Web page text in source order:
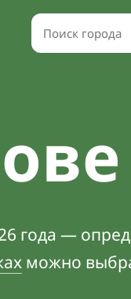
года —
можно